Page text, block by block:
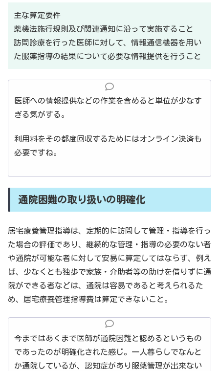
主な算定要件
薬機法施行規則及び関連通知に沿って実施すること
訪問診療を行った医師に対して、情報通信機器を用い
た服薬指導の結果について必要な情報提供を行うこと
医師への情報提供などの作業を含めると単位が少なす
ぎる気がする。
利用料をその都度回収するためにはオンライン決済も
必要ですね。
通院困難の取り扱いの明確化
居宅療養管理指導は、定期的に訪問して管理・指導を行っ
た場合の評価であり、継続的な管理・指導の必要のない者
や通院が可能な者に対して安易に算定してはならず、例え
ば、少なくとも独歩で家族・介助者等の助けを借りずに通
院ができる者などは、通院は容易であると考えられるた
め、居宅療養管理指導費は算定できないこと。
今まではあくまで医師が通院困難と認めるというもの
であったのが明確化された感じ。一人暮らしでなんと
か通院しているが、認知症があり服薬管理が出来ない